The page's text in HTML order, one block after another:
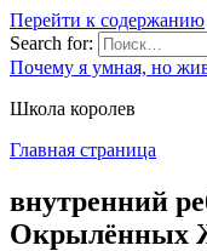
Перейти к содержанию
Search for:
Почему я умная, но
Школа королев
Главная страница
внутренний
Окрылённых